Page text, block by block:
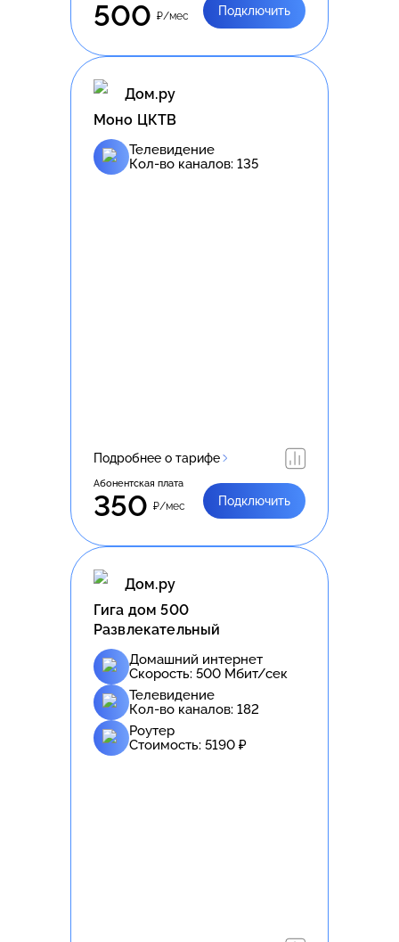
500 ₽/мес Подключить
Дом.ру
Моно ЦКТВ
Телевидение
Кол-во каналов: 135
Подробнее о тарифе
Абонентская плата
350 ₽/мес Подключить
Дом.ру
Гига дом 500
Развлекательный
Домашний интернет
Скорость: 500 Мбит/сек
Телевидение
Кол-во каналов: 182
Роутер
Стоимость: 5190 ₽